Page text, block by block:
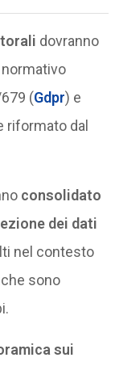
dovranno
(Gdpr) e
riformato dal
consolidato
dei dati
nel contesto
sono
sui